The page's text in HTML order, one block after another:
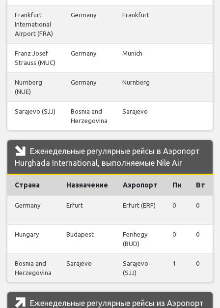
Frankfurt
International
Airport (FRA)
Germany Frankfurt
Franz Josef
Strauss (MUC)
Germany Munich
Nürnberg
(NUE)
Germany Nürnberg
Sarajevo (SJJ)
Bosnia and
Herzegovina
Sarajevo
Еженедельные регулярные рейсы в Аэропорт
Hurghada International, выполняемые Nile Air
Страна Назначение Аэропорт Пн Вт
Germany Erfurt Erfurt (ERF) 0 0
Hungary Budapest
Ferihegy
(BUD)
0 0
Bosnia and
Herzegovina
Sarajevo
Sarajevo
(SJJ)
1 0
Еженедельные регулярные рейсы из Аэропорт